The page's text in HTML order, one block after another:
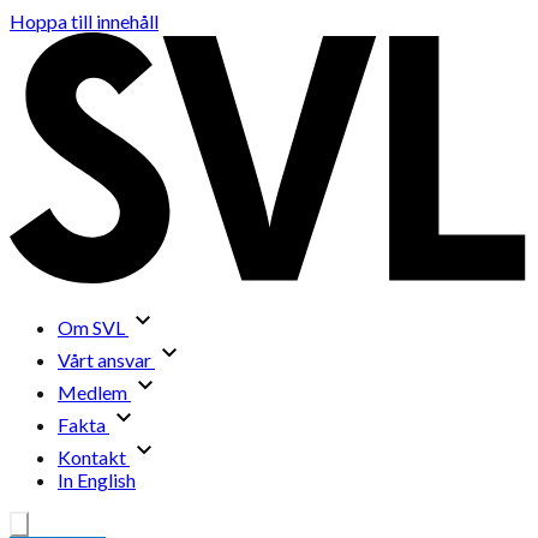
Hoppa till innehåll
Om SVL
Vårt ansvar
Medlem
Fakta
Kontakt
In English